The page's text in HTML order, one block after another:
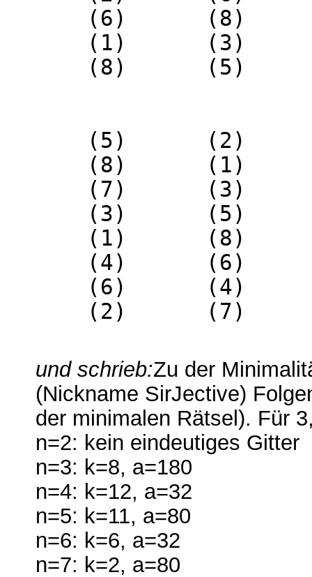
(6) (8)
(1) (3)
(8) (5)
(5) (2)
(8) (1)
(7) (3)
(3) (5)
(1) (8)
(4) (6)
(6) (4)
(2) (7)
und schrieb:Zu der
(Nickname SirJective)
der minimalen Rätsel). Für
n=2: kein eindeutiges Gitter
n=3: k=8, a=180
n=4: k=12, a=32
n=5: k=11, a=80
n=6: k=6, a=32
n=7: k=2, a=80